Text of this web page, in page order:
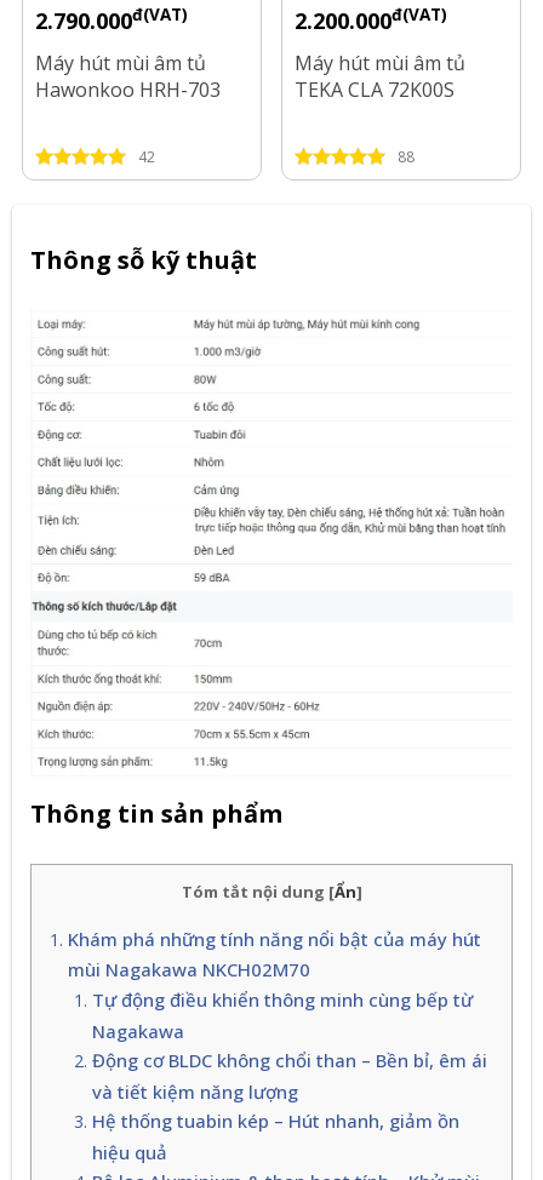
2.790.000đ(VAT)
Máy hút mùi âm tủ
Hawonkoo HRH-703
42
2.200.000đ(VAT)
Máy hút mùi âm tủ
TEKA CLA 72K00S
88
Thông sỗ kỹ thuật
Thông tin sản phẩm
Tóm tắt nội dung [Ẩn]
Khám phá những tính năng nổi bật của máy hút
mùi Nagakawa NKCH02M70
Tự động điều khiển thông minh cùng bếp từ
Nagakawa
Động cơ BLDC không chổi than – Bền bỉ, êm ái
và tiết kiệm năng lượng
Hệ thống tuabin kép – Hút nhanh, giảm ồn
hiệu quả